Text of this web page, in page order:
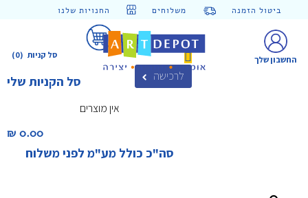
ביטול הזמנה משלוחים החנויות שלנו
(0) סל קניות
סל הקניות שלי לרכישה
אין מוצרים
0.00 ₪‎
סה"כ כולל מע"מ לפני משלוח
החשבון שלך